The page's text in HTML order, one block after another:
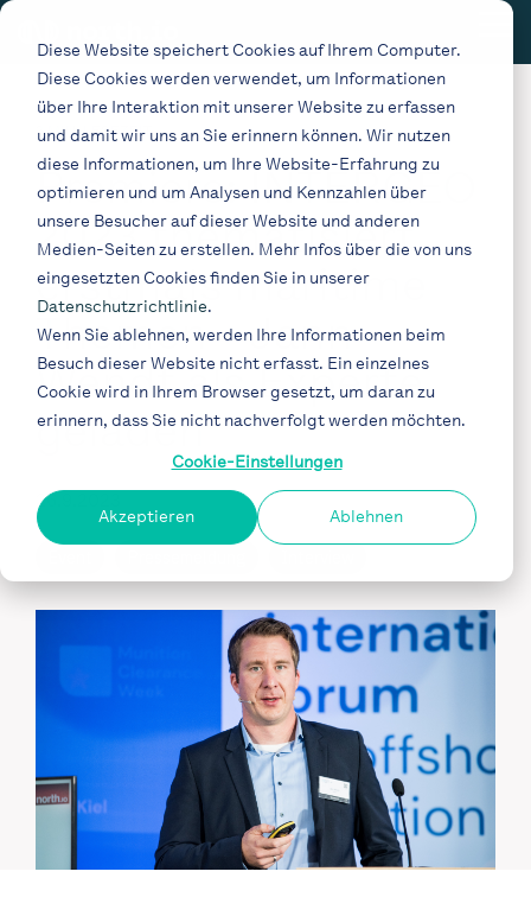
Diese Website speichert Cookies auf Ihrem Computer.
Diese Cookies werden verwendet, um Informationen
über Ihre Interaktion mit unserer Website zu erfassen
und damit wir uns an Sie erinnern können. Wir nutzen
diese Informationen, um Ihre Website-Erfahrung zu
optimieren und um Analysen und Kennzahlen über
unsere Besucher auf dieser Website und anderen
Medien-Seiten zu erstellen. Mehr Infos über die von uns
eingesetzten Cookies finden Sie in unserer
Datenschutzrichtlinie.
Wenn Sie ablehnen, werden Ihre Informationen beim
Besuch dieser Website nicht erfasst. Ein einzelnes
Cookie wird in Ihrem Browser gesetzt, um daran zu
erinnern, dass Sie nicht nachverfolgt werden möchten.
Cookie-Einstellungen
Akzeptieren Ablehnen
Skip
main
content.
2 MIN. LESEZEIT
Premiere: INTERGEO
2023 thematisiert
erstmals maritime
Themen - Jann
Wendt als Experte
geladen
26.9.2023